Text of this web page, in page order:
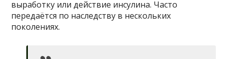
выработку или действие инсулина. Часто
передаётся по наследству в нескольких
поколениях.